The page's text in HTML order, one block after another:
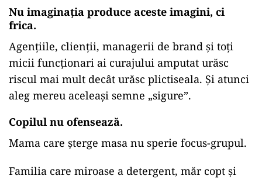
Nu imaginația produce aceste imagini, ci
frica.
Agențiile, clienții, managerii de brand și toți
micii funcționari ai curajului amputat urăsc
riscul mai mult decât urăsc plictiseala. Și atunci
aleg mereu aceleași semne „sigure”.
Copilul nu ofensează.
Mama care șterge masa nu sperie focus-grupul.
Familia care miroase a detergent, măr copt și